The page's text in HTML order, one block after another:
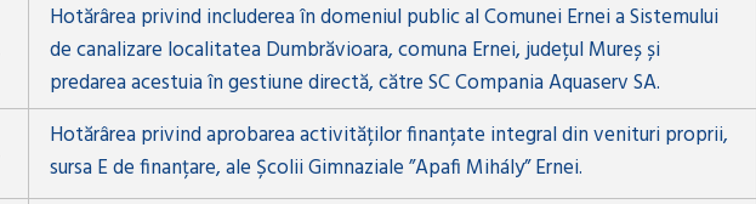
Hotărârea privind includerea în domeniul public al Comunei Ernei a Sistemului
de canalizare localitatea Dumbrăvioara, comuna Ernei, județul Mureș și
predarea acestuia în gestiune directă, către SC Compania Aquaserv SA.
Hotărârea privind aprobarea activităților finanțate integral din venituri proprii,
sursa E de finanțare, ale Școlii Gimnaziale ”Apafi Mihály” Ernei.